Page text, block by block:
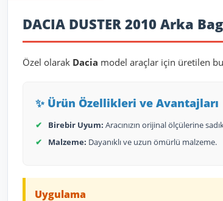
Ürün Açıklaması
DACIA DUSTER 2010 Arka
Özel olarak Dacia model araçlar için üretilen
✨ Ürün Özellikleri ve Avantajları
✔ Birebir Uyum: Aracınızın orijinal ölçülerine
✔
Malzeme: Dayanıklı ve uzun ömürlü malzeme.
Uygulama